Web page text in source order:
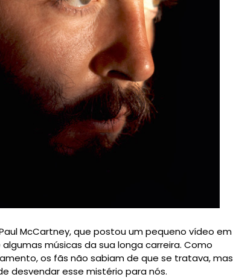
McCartney, que postou um pequeno vídeo em
músicas da sua longa carreira. Como
os fãs não sabiam de que se tratava, mas
desvendar esse mistério para nós.